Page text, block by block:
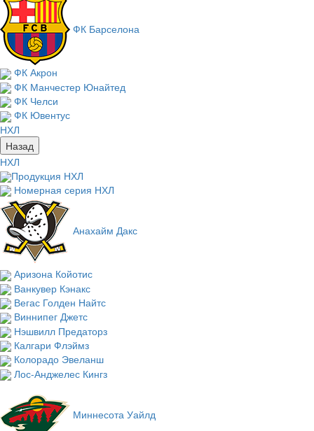
ФК Барселона
ФК Акрон
ФК Манчестер Юнайтед
ФК Челси
ФК Ювентус
НХЛ
Назад
НХЛ
Продукция НХЛ
Номерная серия НХЛ
Анахайм Дакс
Аризона Койотис
Ванкувер Кэнакс
Вегас Голден Найтс
Виннипег Джетс
Нэшвилл Предаторз
Калгари Флэймз
Колорадо Эвеланш
Лос-Анджелес Кингз
Миннесота Уайлд